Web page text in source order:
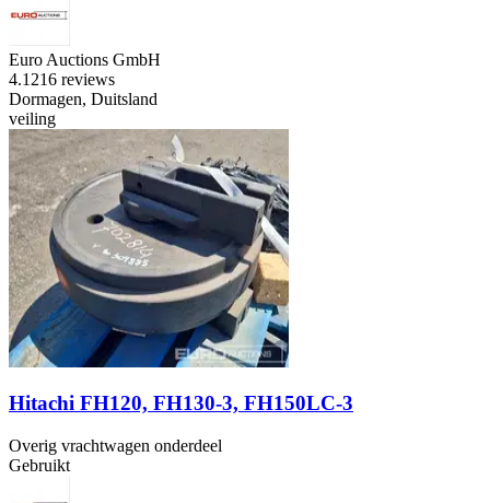
Euro Auctions GmbH
4.1 216 reviews
Dormagen, Duitsland
veiling
Hitachi FH120, FH130-3, FH150LC-3
Overig vrachtwagen onderdeel
Gebruikt